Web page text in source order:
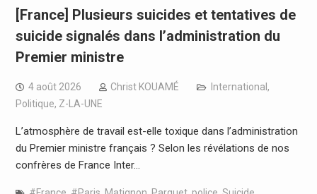
[France] Plusieurs suicides et tentatives de
suicide signalés dans l’administration du
Premier ministre
4 août 2026 Christ KOUAMÉ International ,
Politique, Z-LA-UNE
L’atmosphère de travail est-elle toxique dans l’administration
du Premier ministre français ? Selon les révélations de nos
confrères de France Inter…